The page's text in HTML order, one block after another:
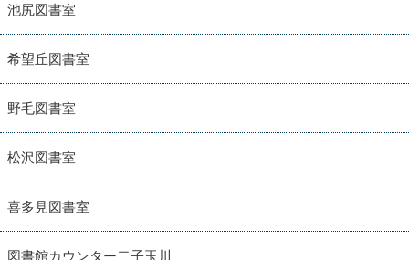
池尻図書室
希望丘図書室
野毛図書室
松沢図書室
喜多見図書室
図書館カウンター二子玉川